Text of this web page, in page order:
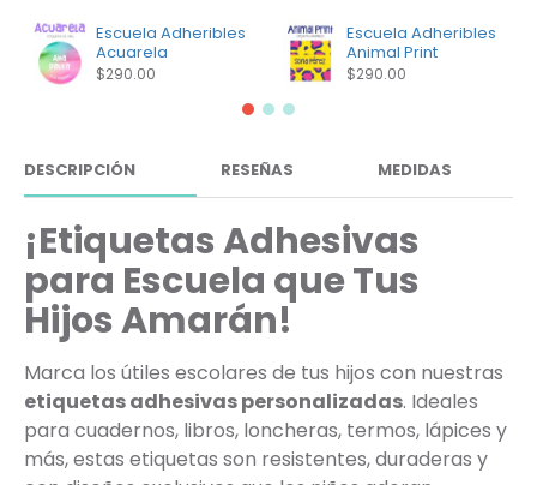
Escuela Adheribles
Acuarela
$290.00
Escuela Adheribles
Animal Print
$290.00
DESCRIPCIÓN RESEÑAS MEDIDAS
¡Etiquetas Adhesivas
para Escuela que Tus
Hijos Amarán!
Marca los útiles escolares de tus hijos con nuestras
etiquetas adhesivas personalizadas. Ideales
para cuadernos, libros, loncheras, termos, lápices y
más, estas etiquetas son resistentes, duraderas y